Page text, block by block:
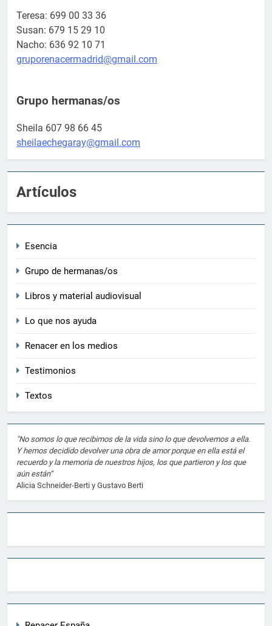
Teresa: 699 00 33 36
Susan: 679 15 29 10
Nacho: 636 92 10 71
gruporenacermadrid@gmail.com
Grupo hermanas/os
Sheila 607 98 66 45
sheilaechegaray@gmail.com
Artículos
Esencia
Grupo de hermanas/os
Libros y material audiovisual
Lo que nos ayuda
Renacer en los medios
Testimonios
Textos
"No somos lo que recibimos de la vida sino lo que devolvemos a ella.
Y hemos decidido devolver una obra de amor porque en ella está el
recuerdo y la memoria de nuestros hijos, los que partieron y los que
aún están”
Alicia Schneider-Berti y Gustavo Berti